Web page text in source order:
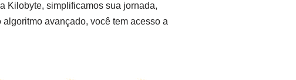
Kilobyte, simplificamos sua jornada,
avançado, você tem acesso a